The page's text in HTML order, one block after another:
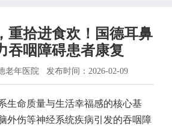
重拾进食欢！国德耳鼻
吞咽障碍患者康复
老年医院 发布时间：2026-02-09
命质量与生活幸福感的核心基
外伤等神经系统疾病引发的吞咽障